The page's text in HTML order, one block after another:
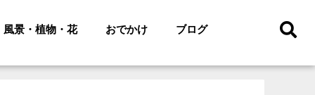
風景・植物・花 おでかけ ブログ